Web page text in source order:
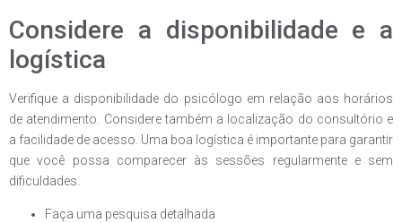
Considere a disponibilidade e a
logística
Verifique a disponibilidade do psicólogo em relação aos horários
de atendimento. Considere também a localização do consultório e
a facilidade de acesso. Uma boa logística é importante para garantir
que você possa comparecer às sessões regularmente e sem
dificuldades.
Faça uma pesquisa detalhada